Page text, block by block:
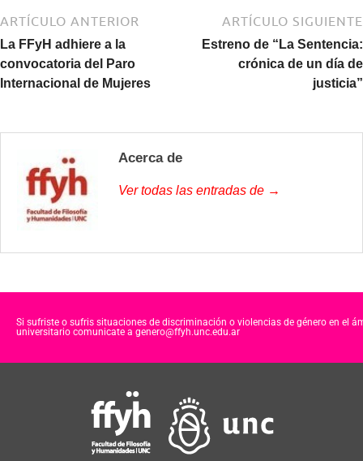
ARTÍCULO ANTERIOR
La FFyH adhiere a la
convocatoria del Paro
Internacional de Mujeres
ARTÍCULO SIGUIENTE
Estreno de “La Sentencia:
crónica de un día de
justicia”
Acerca de
Ver todas las entradas de →
Si sufriste o sufris situaciones de discriminación o violencias de género en el
universitario comunicate a genero@ffyh.unc.edu.ar